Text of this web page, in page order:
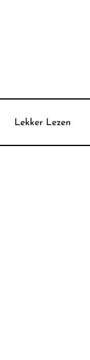
Lekker Lezen